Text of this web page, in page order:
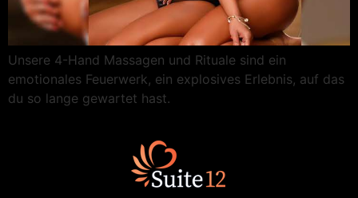
Unsere 4-Hand Massagen und Rituale sind ein
emotionales Feuerwerk, ein explosives Erlebnis, auf das
du so lange gewartet hast.